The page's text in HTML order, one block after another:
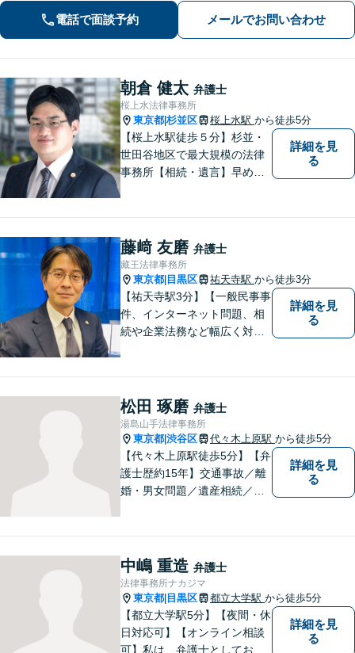
電話で面談予約 メールでお問い合わせ
朝倉 健太 弁護士
桜上水法律事務所
東京都 杉並区 桜上水駅 から徒歩5分
【桜上水駅徒歩５分】杉並・
世田谷地区で最大規模の法律
事務所【相続・遺言】早めの
談下さい【借金・債務整理】
生活再建に向けて伴走しま
す！
詳細を見
る
藤﨑 友磨 弁護士
藏王法律事務所
東京都 目黒区 祐天寺駅 から徒歩3分
【祐天寺駅3分】【一般民事事
件、インターネット問題、相
続や企業法務など幅広く対応
りごとがあれば、なんでもご
相談ください。スピーディで
的確な解決方法をご提案いた
します。
詳細を見
る
松田 琢磨 弁護士
湯島山手法律事務所
東京都 渋谷区 代々木上原駅 から徒歩5分
【代々木上原駅徒歩5分】【弁
護士歴約15年】交通事故／離
婚・男女問題／遺産相続／債
ーションを提案してまいりま
す。まずはご相談を！
詳細を見
る
中嶋 重造 弁護士
法律事務所ナカジマ
東京都 目黒区 都立大学駅 から徒歩5分
【都立大学駅5分】【夜間・休
日対応可】【オンライン相談
可】私は、弁護士としてお客
詳細を見
る